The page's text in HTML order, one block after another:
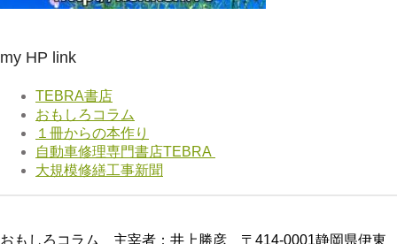
my HP link
TEBRA書店
おもしろコラム
１冊からの本作り
自動車修理専門書店TEBRA
大規模修繕工事新聞
おもしろコラム 主宰者：井上勝彦 〒414-0001静岡県伊東